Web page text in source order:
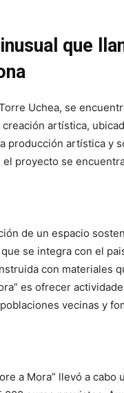
que
Uchea, se
creación artística,
producción artística y
proyecto se
de un espacio
se integra con el
con materiales
es ofrecer
vecinas y
a Mora” llevó a cabo